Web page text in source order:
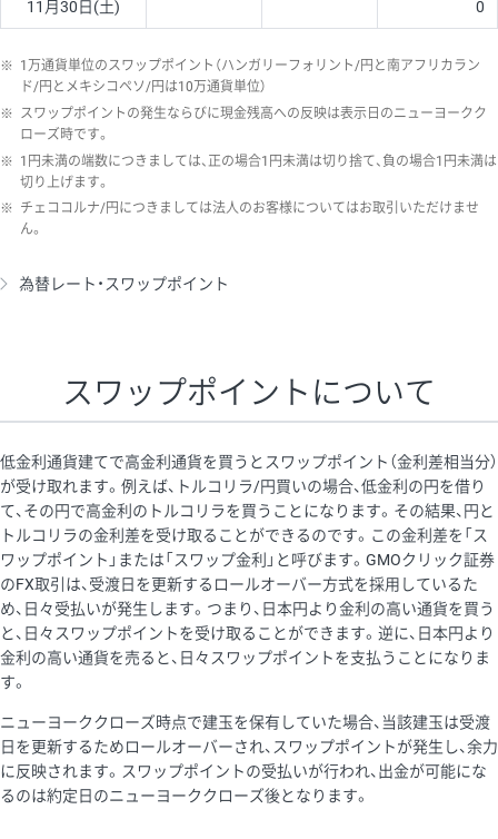
11月30日(土) 0
※ 1万通貨単位のスワップポイント（ハンガリーフォリント/円と南アフリカラン
ド/円とメキシコペソ/円は10万通貨単位）
※ スワップポイントの発生ならびに現金残高への反映は表示日のニューヨークク
ローズ時です。
※ 1円未満の端数につきましては、正の場合1円未満は切り捨て、負の場合1円未満は
切り上げます。
※ チェココルナ/円につきましては法人のお客様についてはお取引いただけませ
ん。
為替レート・スワップポイント
スワップポイントについて
低金利通貨建てで高金利通貨を買うとスワップポイント（金利差相当分）
が受け取れます。例えば、トルコリラ/円買いの場合、低金利の円を借り
て、その円で高金利のトルコリラを買うことになります。その結果、円と
トルコリラの金利差を受け取ることができるのです。この金利差を「ス
ワップポイント」または「スワップ金利」と呼びます。GMOクリック証券
のFX取引は、受渡日を更新するロールオーバー方式を採用しているた
め、日々受払いが発生します。つまり、日本円より金利の高い通貨を買う
と、日々スワップポイントを受け取ることができます。逆に、日本円より
金利の高い通貨を売ると、日々スワップポイントを支払うことになりま
す。
ニューヨーククローズ時点で建玉を保有していた場合、当該建玉は受渡
日を更新するためロールオーバーされ、スワップポイントが発生し、余力
に反映されます。スワップポイントの受払いが行われ、出金が可能にな
るのは約定日のニューヨーククローズ後となります。